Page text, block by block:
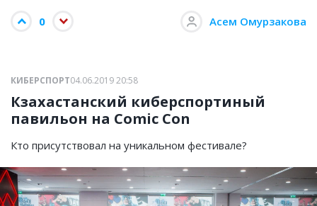
0 Асем Омурзакова
КИБЕРСПОРТ04.06.2019 20:58
Кзахастанский киберспортиный
павильон на Comic Con
Кто присутствовал на уникальном фестивале?